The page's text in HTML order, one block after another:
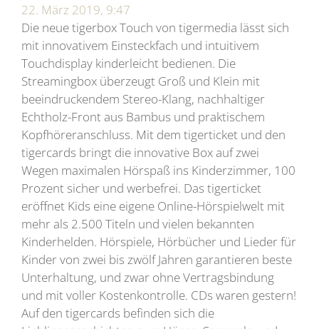
22. März 2019, 9:47
Die neue tigerbox Touch von tigermedia lässt sich
mit innovativem Einsteckfach und intuitivem
Touchdisplay kinderleicht bedienen. Die
Streamingbox überzeugt Groß und Klein mit
beeindruckendem Stereo-Klang, nachhaltiger
Echtholz-Front aus Bambus und praktischem
Kopfhöreranschluss. Mit dem tigerticket und den
tigercards bringt die innovative Box auf zwei
Wegen maximalen Hörspaß ins Kinderzimmer, 100
Prozent sicher und werbefrei. Das tigerticket
eröffnet Kids eine eigene Online-Hörspielwelt mit
mehr als 2.500 Titeln und vielen bekannten
Kinderhelden. Hörspiele, Hörbücher und Lieder für
Kinder von zwei bis zwölf Jahren garantieren beste
Unterhaltung, und zwar ohne Vertragsbindung
und mit voller Kostenkontrolle. CDs waren gestern!
Auf den tigercards befinden sich die